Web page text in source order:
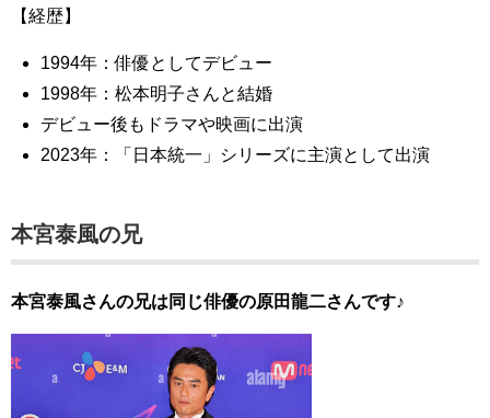
【経歴】
1994年：俳優としてデビュー
1998年：松本明子さんと結婚
デビュー後もドラマや映画に出演
2023年：「日本統一」シリーズに主演として出演
本宮泰風の兄
本宮泰風さんの兄は同じ俳優の原田龍二さんです♪